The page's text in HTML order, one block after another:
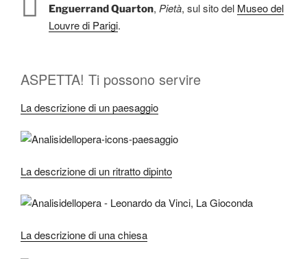
Enguerrand Quarton, Pietà, sul sito del Museo del
Louvre di Parigi.
ASPETTA! Ti possono servire
La descrizione di un paesaggio
La descrizione di un ritratto dipinto
La descrizione di una chiesa